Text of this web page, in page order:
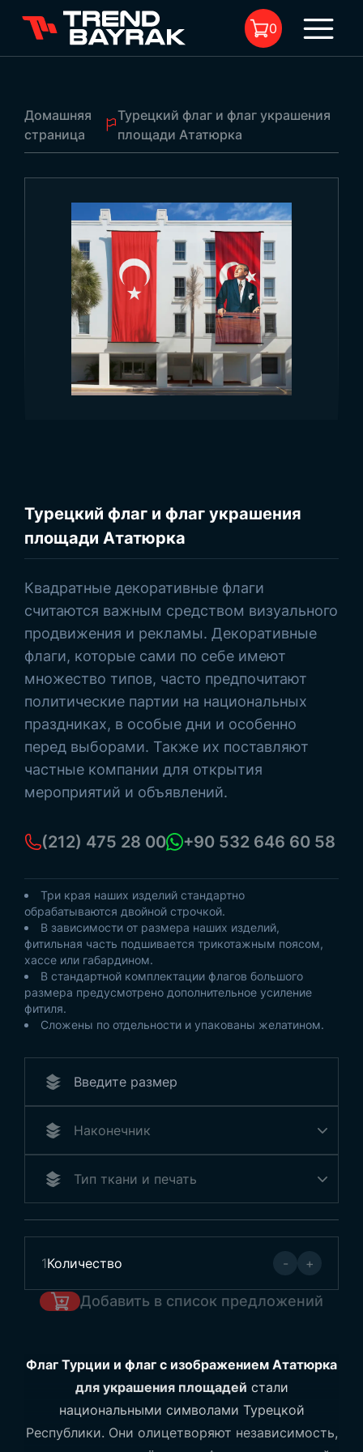
Турецкий флаг и флаг украшения площади
Ататюрка
Наконечник: Тип ткани и печать:
0
Домашняя
страница
Турецкий флаг и флаг украшения
площади Ататюрка
Турецкий флаг и флаг украшения
площади Ататюрка
Квадратные декоративные флаги
считаются важным средством визуального
продвижения и рекламы. Декоративные
флаги, которые сами по себе имеют
множество типов, часто предпочитают
политические партии на национальных
праздниках, в особые дни и особенно
перед выборами. Также их поставляют
частные компании для открытия
мероприятий и объявлений.
(212) 475 28 00 +90 532 646 60 58
Три края наших изделий стандартно
обрабатываются двойной строчкой.
В зависимости от размера наших изделий,
фитильная часть подшивается трикотажным поясом,
хассе или габардином.
В стандартной комплектации флагов большого
размера предусмотрено дополнительное усиление
фитиля.
Сложены по отдельности и упакованы желатином.
1Количество - +
Добавить в список предложений
Флаг Турции и флаг с изображением Ататюрка
для украшения площадей стали
национальными символами Турецкой
Республики. Они олицетворяют независимость,
В корзине нет товара.